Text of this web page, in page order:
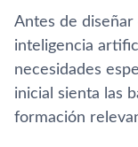
Antes de
inteligencia
necesidades
inicial sienta las
formación